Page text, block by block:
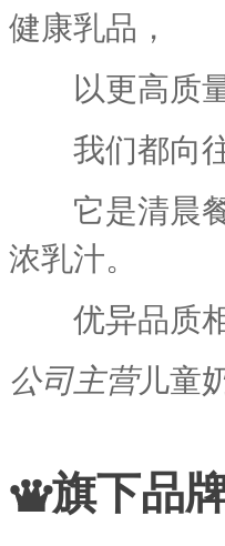
健康乳品，
以更高质量
我们都向往
它是清晨餐
浓乳汁。
优异品质相
公司主营儿童
旗下品